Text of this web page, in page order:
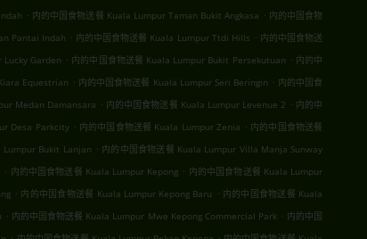
. 内的中国食物送餐 Kuala Lumpur Taman Bukit Angkasa . 内的中国食物
Pantai Indah . 内的中国食物送餐 Kuala Lumpur Ttdi Hills . 内的中国食物送
Lucky Garden . 内的中国食物送餐 Kuala Lumpur Bukit Persekutuan . 内的中
Equestrian . 内的中国食物送餐 Kuala Lumpur Seri Beringin . 内的中国食
Medan Damansara . 内的中国食物送餐 Kuala Lumpur Levenue 2 . 内的中
Desa Parkcity . 内的中国食物送餐 Kuala Lumpur Zenia . 内的中国食物送餐
Lumpur Bukit Lanjan . 内的中国食物送餐 Kuala Lumpur Villa Manja Sunway
. 内的中国食物送餐 Kuala Lumpur Kepong . 内的中国食物送餐 Kuala Lumpur
. 内的中国食物送餐 Kuala Lumpur Kepong Baru . 内的中国食物送餐 Kuala
. 内的中国食物送餐 Kuala Lumpur Mwe Kepong Commercial Park . 内的中国
. .